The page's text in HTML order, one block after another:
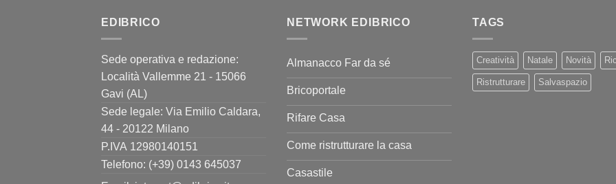
EDIBRICO
Sede operativa e redazione:
Località Vallemme 21 - 15066
Gavi (AL)
Sede legale: Via Emilio Caldara,
44 - 20122 Milano
P.IVA 12980140151
Telefono: (+39) 0143 645037
NETWORK EDIBRICO
Almanacco Far da sé
Bricoportale
Rifare Casa
Come ristrutturare la casa
Casastile
TAGS
Creatività Natale Novità
Ristrutturare Salvaspazio